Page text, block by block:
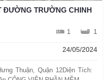
ĐƯỜNG TRƯỜNG CHINH
1 1
24/05/2024
Thuận, Quận 12Diện Tích: